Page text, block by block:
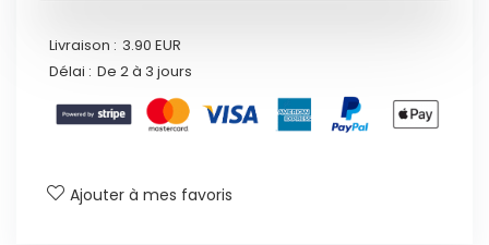
Livraison : 3.90 EUR
Délai : De 2 à 3 jours
Ajouter à mes favoris